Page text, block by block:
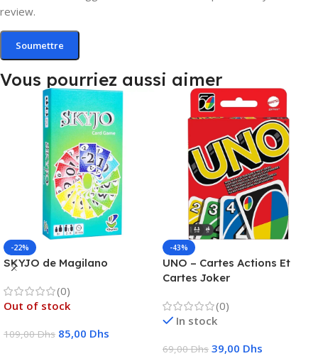
review.
Vous pourriez aussi aimer
-22%
SKYJO de Magilano
(0)
Out of stock
109,00Dhs 85,00 Dhs
-43%
UNO – Cartes Actions Et
Cartes Joker
(0)
In stock
69,00Dhs 39,00 Dhs